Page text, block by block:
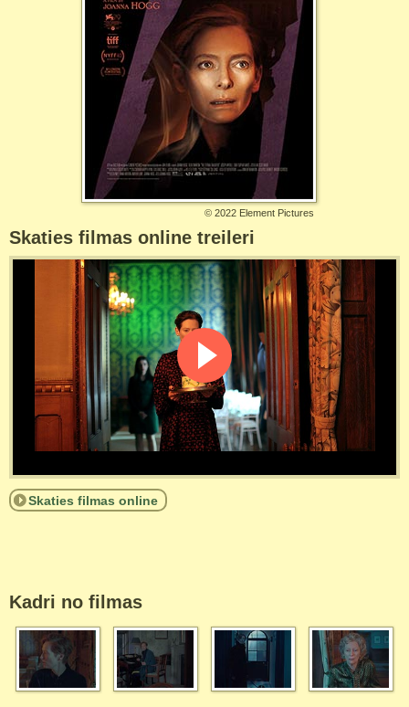
© 2022 Element Pictures
Skaties filmas online treileri
Skaties filmas online
Kadri no filmas